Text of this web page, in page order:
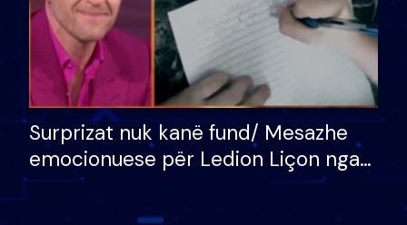
Surprizat nuk kanë fund/ Mesazhe
emocionuese për Ledion Liçon nga
nëna dhe fëmijët e tij, moderatori
nuk i mban dot lotët: Nuk meritoj…